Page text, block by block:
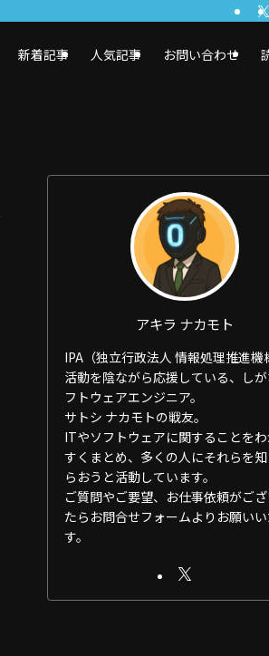
新着記事 人気記事 お問い合わせ
アキラ ナカモト
IPA（独立行政法人 情報処理推進機
活動を陰ながら応援している、し
フトウェアエンジニア。
サトシ ナカモトの戦友。
ITやソフトウェアに関することを
すくまとめ、多くの人にそれらを知
らおうと活動しています。
ご質問やご要望、お仕事依頼がご
たらお問合せフォームよりお願い
す。